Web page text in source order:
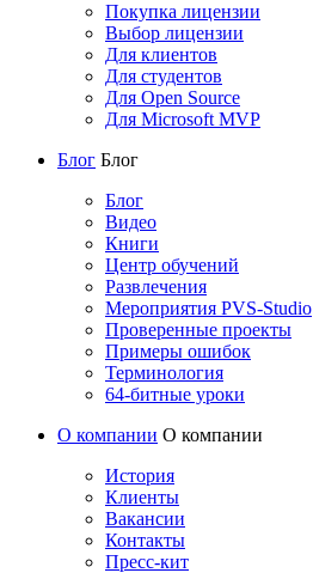
Покупка лицензии
Выбор лицензии
Для клиентов
Для студентов
Для Open Source
Для Microsoft MVP
Блог Блог
Блог
Видео
Книги
Центр обучений
Развлечения
Мероприятия PVS-Studio
Проверенные проекты
Примеры ошибок
Терминология
64-битные уроки
О компании О компании
История
Клиенты
Вакансии
Контакты
Пресс-кит